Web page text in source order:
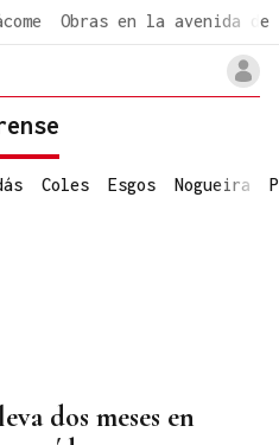
Obras en la avenida de
Coles Esgos Nogueira
dos meses en